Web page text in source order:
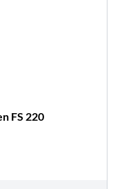
FS 220